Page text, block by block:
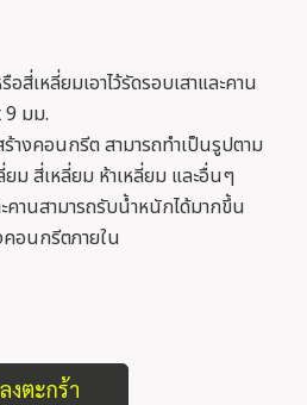
เหลี่ยมเอาไว้รัดรอบเสาและคาน
9 มม.
ร้างคอนกรีต สามารถทำเป็นรูปตาม
ยม สี่เหลี่ยม ห้าเหลี่ยม และอื่นๆ
คานสามารถรับน้ำหนักได้มากขึ้น
อนกรีตภายใน
งตะกร้า